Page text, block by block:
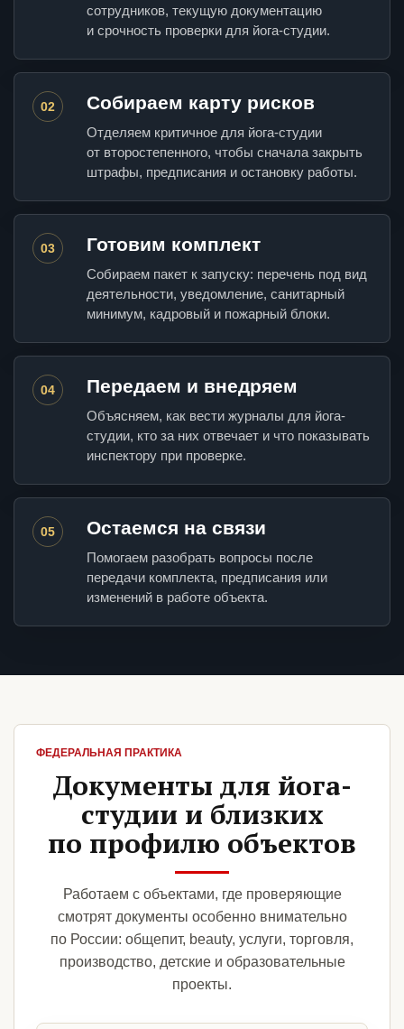
сотрудников, текущую документацию
и срочность проверки для йога-студии.
02 Собираем карту рисков
Отделяем критичное для йога-студии
от второстепенного, чтобы сначала закрыть
штрафы, предписания и остановку работы.
03 Готовим комплект
Собираем пакет к запуску: перечень под вид
деятельности, уведомление, санитарный
минимум, кадровый и пожарный блоки.
04 Передаем и внедряем
Объясняем, как вести журналы для йога-
студии, кто за них отвечает и что показывать
инспектору при проверке.
05 Остаемся на связи
Помогаем разобрать вопросы после
передачи комплекта, предписания или
изменений в работе объекта.
ФЕДЕРАЛЬНАЯ ПРАКТИКА
Документы для йога-
студии и близких
по профилю объектов
Работаем с объектами, где проверяющие
смотрят документы особенно внимательно
по России: общепит, beauty, услуги, торговля,
производство, детские и образовательные
проекты.